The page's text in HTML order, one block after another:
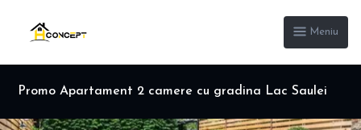
Meniu
Promo Apartament 2 camere cu gradina Lac Saulei